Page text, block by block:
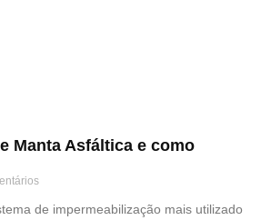
Manta Asfáltica e como
de impermeabilização mais utilizado